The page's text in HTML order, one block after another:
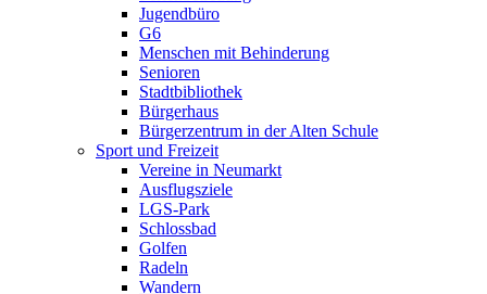
Jugendbüro
G6
Menschen mit Behinderung
Senioren
Stadtbibliothek
Bürgerhaus
Bürgerzentrum in der Alten Schule
Sport und Freizeit
Vereine in Neumarkt
Ausflugsziele
LGS-Park
Schlossbad
Golfen
Radeln
Wandern